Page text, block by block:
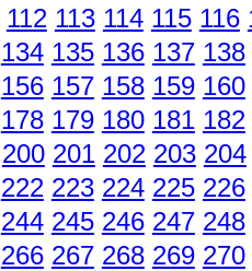
112 113 114 115 116
134 135 136 137 138
156 157 158 159 160
178 179 180 181 182
200 201 202 203 204
222 223 224 225 226
244 245 246 247 248
266 267 268 269 270